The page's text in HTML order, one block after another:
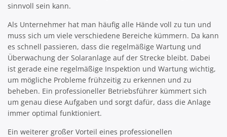
sinnvoll sein kann.
Als Unternehmer hat man häufig alle Hände voll zu tun und
muss sich um viele verschiedene Bereiche kümmern. Da kann
es schnell passieren, dass die regelmäßige Wartung und
Überwachung der Solaranlage auf der Strecke bleibt. Dabei
ist gerade eine regelmäßige Inspektion und Wartung wichtig,
um mögliche Probleme frühzeitig zu erkennen und zu
beheben. Ein professioneller Betriebsführer kümmert sich
um genau diese Aufgaben und sorgt dafür, dass die Anlage
immer optimal funktioniert.
Ein weiterer großer Vorteil eines professionellen